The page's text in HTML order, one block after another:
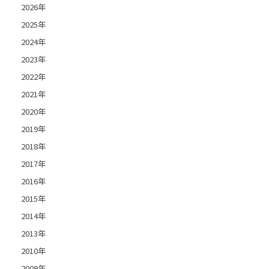
2026年
2025年
2024年
2023年
2022年
2021年
2020年
2019年
2018年
2017年
2016年
2015年
2014年
2013年
2010年